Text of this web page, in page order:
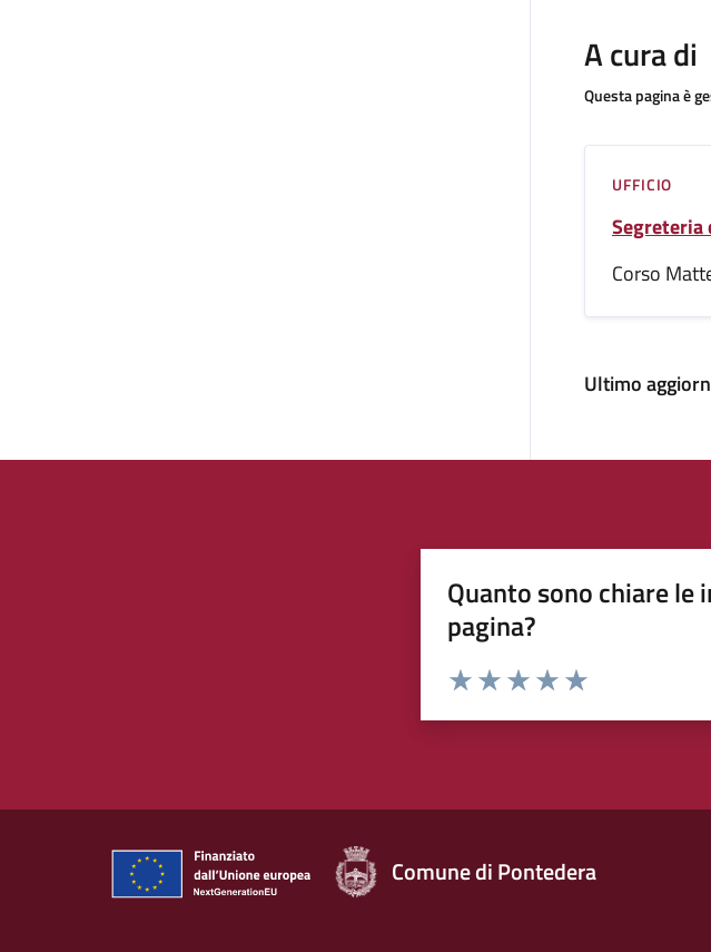
A cura di
Questa pagina è
UFFICIO
Segreteria
Corso
Ultimo
Quanto sono chiare
pagina?
Rating:
Comune di Pontedera